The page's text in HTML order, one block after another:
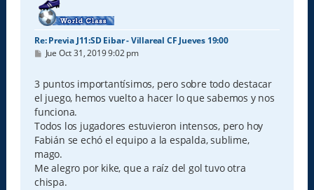
Re: Previa J11:SD Eibar - Villareal CF Jueves 19:00
M
s
a
j
e
Jue Oct 31, 2019 9:02 pm
3 puntos importantísimos, pero sobre todo destacar
el juego, hemos vuelto a hacer lo que sabemos y nos
funciona.
Todos los jugadores estuvieron intensos, pero hoy
Fabián se echó el equipo a la espalda, sublime,
mago.
Me alegro por kike, que a raíz del gol tuvo otra
chispa.